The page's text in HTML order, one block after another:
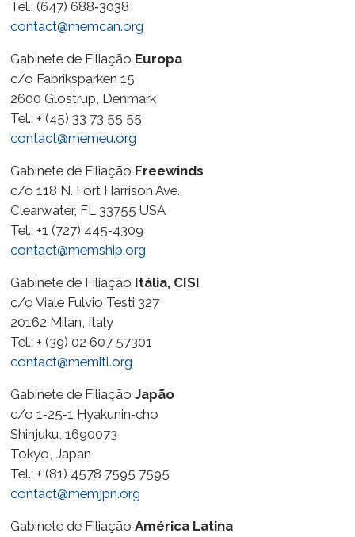
Tel.: (647) 688‑3038
contact@memcan.org
Gabinete de Filiação Europa
c/o Fabriksparken 15
2600 Glostrup, Denmark
Tel.: + (45) 33 73 55 55
contact@memeu.org
Gabinete de Filiação Freewinds
c/o 118 N. Fort Harrison Ave.
Clearwater, FL 33755 USA
Tel.: +1 (727) 445‑4309
contact@memship.org
Gabinete de Filiação Itália, CISI
c/o Viale Fulvio Testi 327
20162 Milan, Italy
Tel.: + (39) 02 607 57301
contact@memitl.org
Gabinete de Filiação Japão
c/o 1‑25‑1 Hyakunin‑cho
Shinjuku, 1690073
Tokyo, Japan
Tel.: + (81) 4578 7595 7595
contact@memjpn.org
Gabinete de Filiação América Latina